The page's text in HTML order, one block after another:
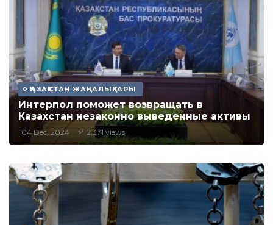
ҚАЗАҚСТАН ЖАҢАЛЫҚТАРЫ
Интерпол поможет возвращать в
Казахстан незаконно выведенные активы
04 Dec, 2024 2,371 views